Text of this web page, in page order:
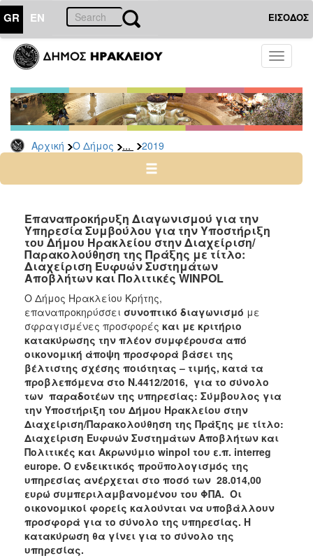
GR EN ΕΙΣΟΔΟΣ
Toggle
Αρχική Ο Δήμος ... 2019
ΔΗΜΟΣ
Διακηρύξεις
-
Δημοπρασίες
Αρχείο
2025
2023
2022
2021
2020
2019
2018
2017
2016
2015
2013
ΤΟΠΟΣ
ΠΟΛΙΤΙΣΜΟΣ
Επαναπροκήρυξη Διαγωνισμού για την
Υπηρεσία Συμβούλου για την Υποστήριξη
του Δήμου Ηρακλείου στην Διαχείριση/
Παρακολούθηση της Πράξης με τίτλο:
Διαχείριση Ευφυών Συστημάτων
Αποβλήτων και Πολιτικές WINPOL
Ο Δήμος Ηρακλείου Κρήτης,
επαναπροκηρύσσει συνοπτικό διαγωνισμό με
σφραγισμένες προσφορές και με κριτήριο
κατακύρωσης την πλέον συμφέρουσα από
οικονομική άποψη προσφορά βάσει της
βέλτιστης σχέσης ποιότητας – τιμής, κατά τα
προβλεπόμενα στο Ν.4412/2016, για το σύνολο
των παραδοτέων της υπηρεσίας: Σύμβουλος για
την Υποστήριξη του Δήμου Ηρακλείου στην
Διαχείριση/Παρακολούθηση της Πράξης με τίτλο:
Διαχείριση Ευφυών Συστημάτων Αποβλήτων και
Πολιτικές και Ακρωνύμιο winpol του ε.π. interreg
europe. Ο ενδεικτικός προϋπολογισμός της
υπηρεσίας ανέρχεται στο ποσό των 28.014,00
ευρώ συμπεριλαμβανομένου του ΦΠΑ. Οι
οικονομικοί φορείς καλούνται να υποβάλλουν
προσφορά για το σύνολο της υπηρεσίας. Η
κατακύρωση θα γίνει για το σύνολο της
υπηρεσίας.